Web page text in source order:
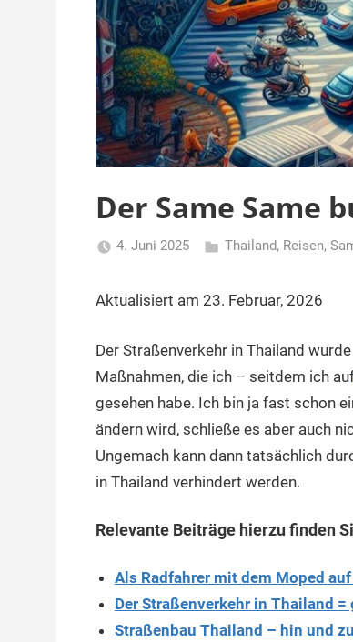
Der Same Same
4. Juni 2025
Thailand, Reisen,
Aktualisiert am 23. Februar, 2026
Der Straßenverkehr in Thailand
Maßnahmen, die ich – seitdem ich
gesehen habe. Ich bin ja fast schon
ändern wird, schließe es aber auch
Ungemach kann dann tatsächlich
in Thailand verhindert werden.
Relevante Beiträge hierzu finden
Als Radfahrer mit dem Moped
Der Straßenverkehr in Thailand =
Straßenbau Thailand – hin und